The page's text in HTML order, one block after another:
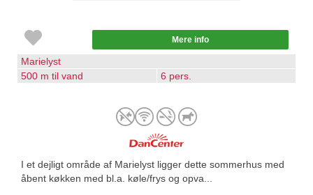
Mere info
Marielyst
500 m til vand
6 pers.
I et dejligt område af Marielyst ligger dette sommerhus med
åbent køkken med bl.a. køle/frys og opva...